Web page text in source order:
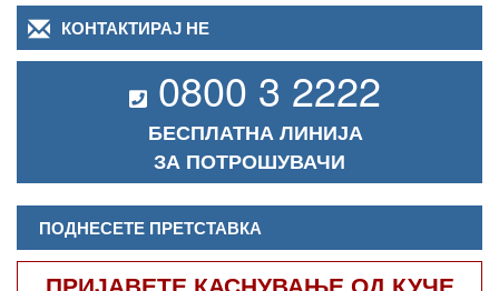
КОНТАКТИРАЈ НЕ
0800 3 2222
БЕСПЛАТНА ЛИНИЈА
ЗА ПОТРОШУВАЧИ
ПОДНЕСЕТЕ ПРЕТСТАВКА
ПРИЈАВЕТЕ КАСНУВАЊЕ ОД КУЧЕ